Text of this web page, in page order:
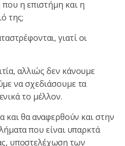
η επιστήμη και η
της;
γιατί οι
αλλιώς δεν κάνουμε
να σχεδιάσουμε τα
το μέλλον.
και θα αναφερθούν και στην
που είναι υπαρκτά
υποστελέχωση των